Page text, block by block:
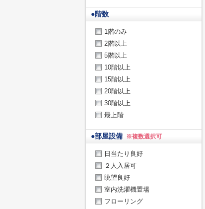
●階数
1階のみ
2階以上
5階以上
10階以上
15階以上
20階以上
30階以上
最上階
●部屋設備 ※複数選択可
日当たり良好
２人入居可
眺望良好
室内洗濯機置場
フローリング